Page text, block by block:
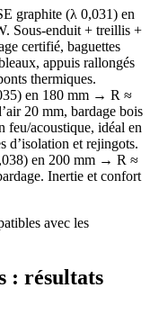
graphite (λ 0,031) en
Sous-enduit + treillis +
certifié, baguettes
appuis rallongés
thermiques.
en 180 mm → R ≈
20 mm, bardage bois
acoustique, idéal en
d’isolation et rejingots.
en 200 mm → R ≈
Inertie et confort
avec les
: résultats